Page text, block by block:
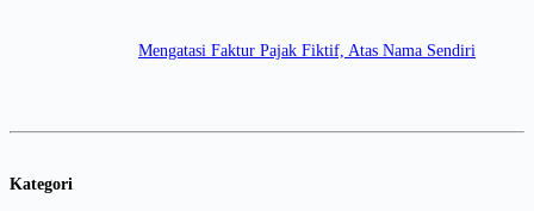
Mengatasi Faktur Pajak Fiktif, Atas Nama Sendiri
Kategori